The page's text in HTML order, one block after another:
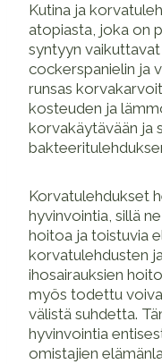
Kutina ja
atopiasta, joka on
syntyyn
cockerspanielin ja
runsas
kosteuden ja
korvakäytävään ja
Korvatulehdukset
hyvinvointia, sillä
hoitoa ja toistuvia
korvatulehdusten
ihosairauksien
myös todettu
välistä suhdetta.
hyvinvointia
omistajien